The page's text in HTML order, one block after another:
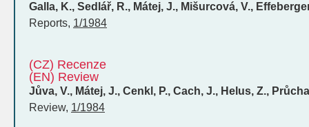
Galla, K., Sedlář, R., Mátej, J., Mišurcová, V.,
Reports, 1/1984
(CZ) Recenze
(EN) Review
Jůva, V., Mátej, J., Cenkl, P., Cach, J., Helus, Z.,
Review, 1/1984